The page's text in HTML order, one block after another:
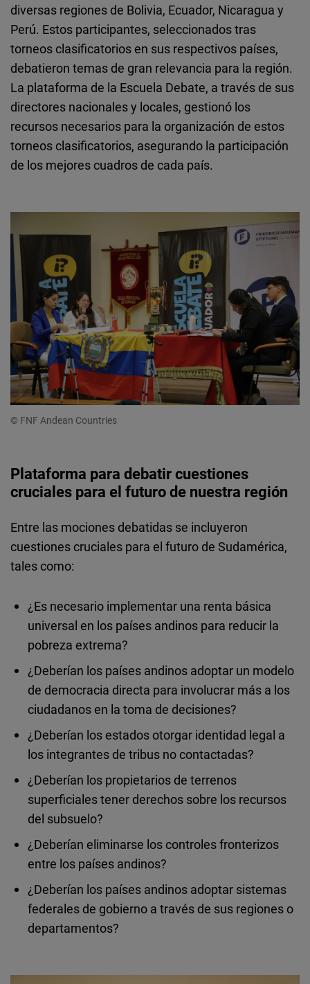
diversas regiones de Bolivia, Ecuador, Nicaragua y
Perú. Estos participantes, seleccionados tras
torneos clasificatorios en sus respectivos países,
debatieron temas de gran relevancia para la región.
La plataforma de la Escuela Debate, a través de sus
directores nacionales y locales, gestionó los
recursos necesarios para la organización de estos
torneos clasificatorios, asegurando la participación
de los mejores cuadros de cada país.
© FNF Andean Countries
Plataforma para debatir cuestiones
cruciales para el futuro de nuestra región
Entre las mociones debatidas se incluyeron
cuestiones cruciales para el futuro de Sudamérica,
tales como:
¿Es necesario implementar una renta básica
universal en los países andinos para reducir la
pobreza extrema?
¿Deberían los países andinos adoptar un modelo
de democracia directa para involucrar más a los
ciudadanos en la toma de decisiones?
¿Deberían los estados otorgar identidad legal a
los integrantes de tribus no contactadas?
¿Deberían los propietarios de terrenos
superficiales tener derechos sobre los recursos
del subsuelo?
¿Deberían eliminarse los controles fronterizos
entre los países andinos?
¿Deberían los países andinos adoptar sistemas
federales de gobierno a través de sus regiones o
departamentos?
Typeform
Embed